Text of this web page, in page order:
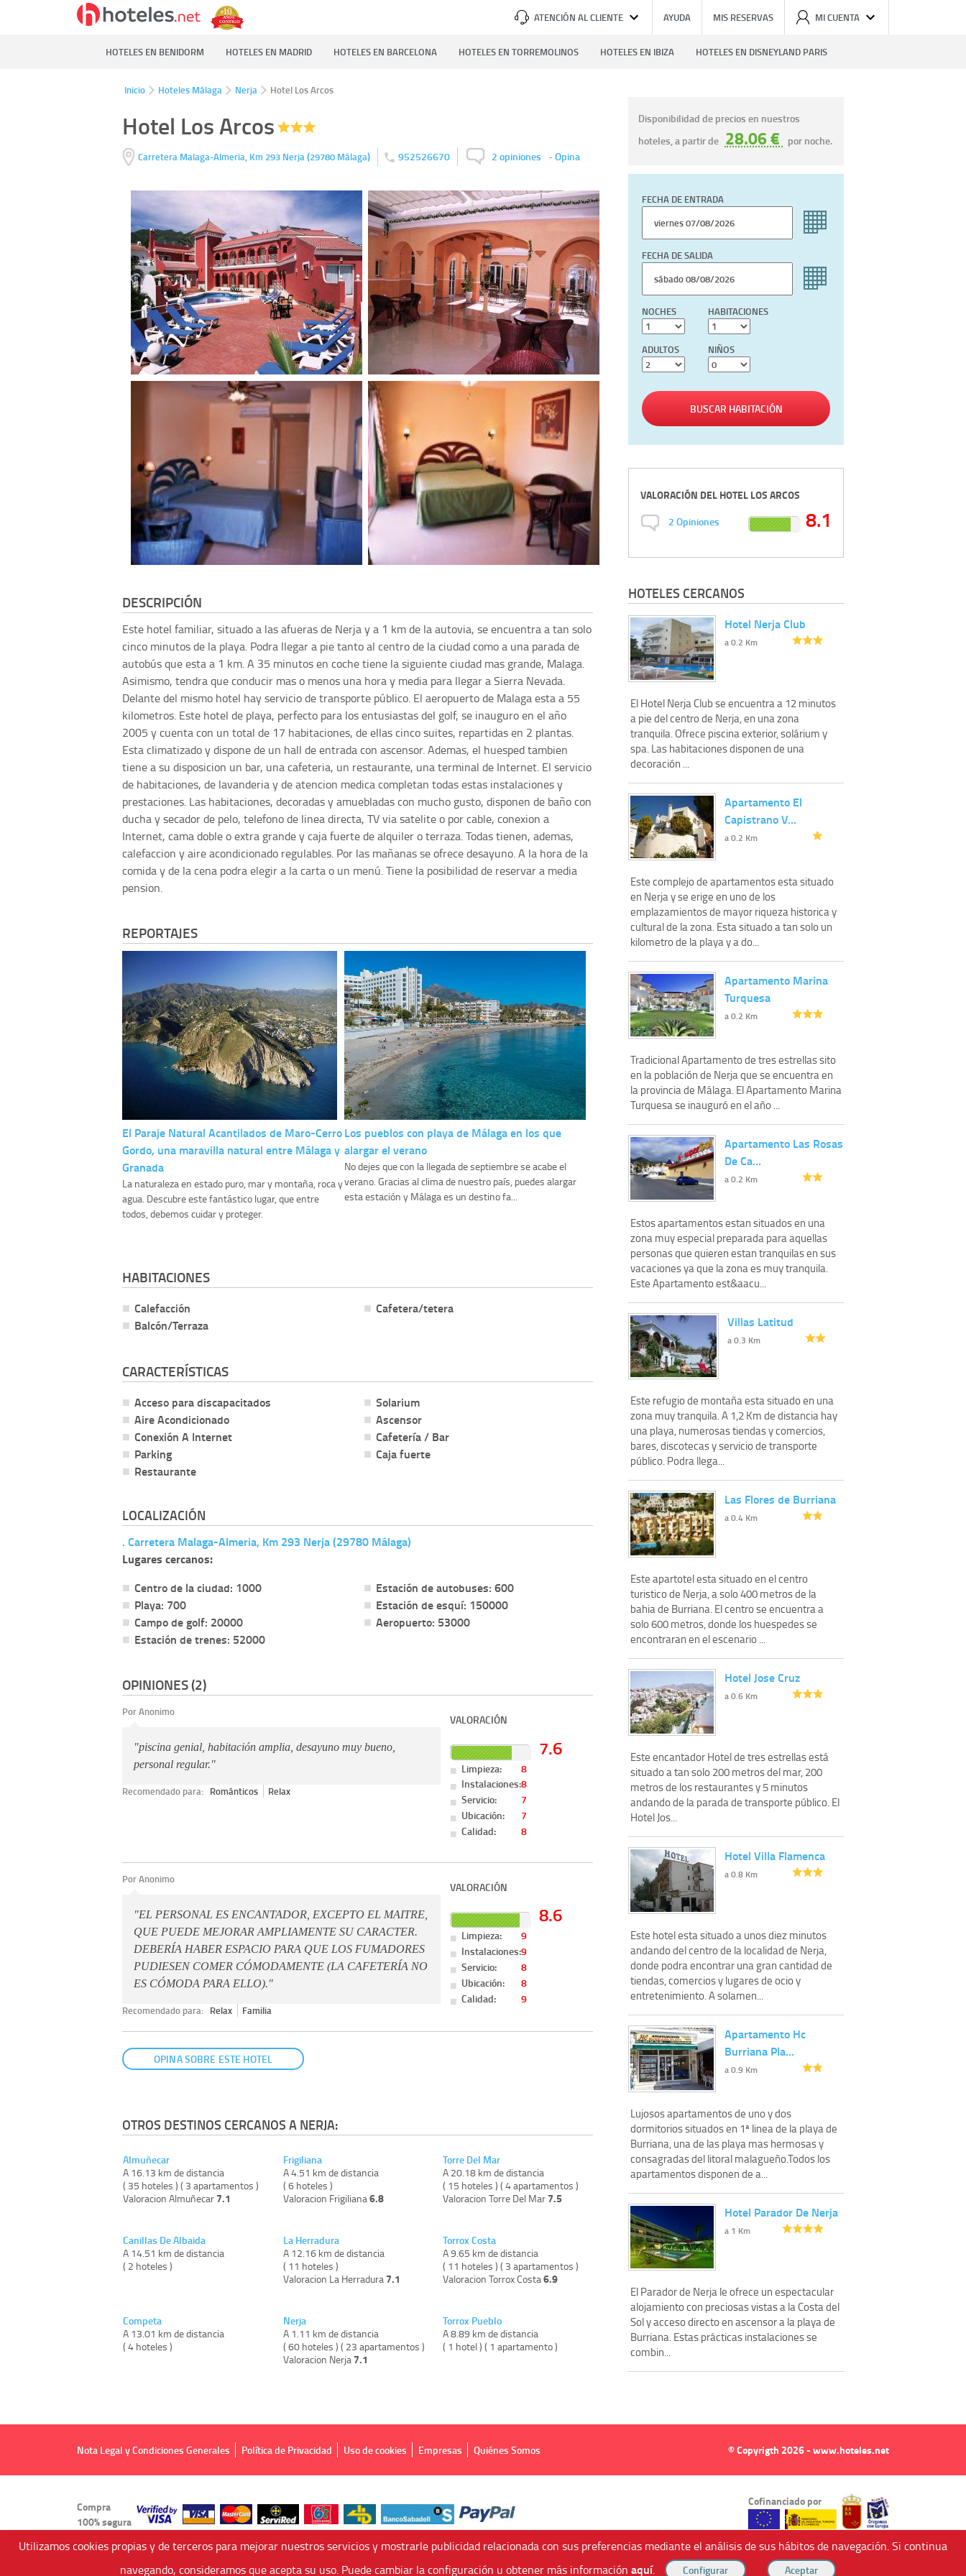
ATENCIÓN AL CLIENTE AYUDA MIS RESERVAS MI CUENTA
HOTELES EN BENIDORM HOTELES EN MADRID HOTELES EN BARCELONA HOTELES EN TORREMOLINOS HOTELES EN IBIZA HOTELES EN DISNEYLAND PARIS
Inicio Hoteles Málaga Nerja Hotel Los Arcos
Hotel Los Arcos
Carretera Malaga-Almeria, Km 293 Nerja(29780 Málaga) 952526670 2 opiniones -Opina
DESCRIPCIÓN
Este hotel familiar, situado a las afueras de Nerja y a 1 km de la autovia, se encuentra a tan solo
cinco minutos de la playa. Podra llegar a pie tanto al centro de la ciudad como a una parada de
autobús que esta a 1 km. A 35 minutos en coche tiene la siguiente ciudad mas grande, Malaga.
Asimismo, tendra que conducir mas o menos una hora y media para llegar a Sierra Nevada.
Delante del mismo hotel hay servicio de transporte público. El aeropuerto de Malaga esta a 55
kilometros. Este hotel de playa, perfecto para los entusiastas del golf, se inauguro en el año
2005 y cuenta con un total de 17 habitaciones, de ellas cinco suites, repartidas en 2 plantas.
Esta climatizado y dispone de un hall de entrada con ascensor. Ademas, el huesped tambien
tiene a su disposicion un bar, una cafeteria, un restaurante, una terminal de Internet. El servicio
de habitaciones, de lavanderia y de atencion medica completan todas estas instalaciones y
prestaciones. Las habitaciones, decoradas y amuebladas con mucho gusto, disponen de baño con
ducha y secador de pelo, telefono de linea directa, TV via satelite o por cable, conexion a
Internet, cama doble o extra grande y caja fuerte de alquiler o terraza. Todas tienen, ademas,
calefaccion y aire acondicionado regulables. Por las mañanas se ofrece desayuno. A la hora de la
comida y de la cena podra elegir a la carta o un menú. Tiene la posibilidad de reservar a media
pension.
REPORTAJES
El Paraje Natural Acantilados de Maro-Cerro
Gordo, una maravilla natural entre Málaga y
Granada
La naturaleza en estado puro, mar y montaña, roca y
agua. Descubre este fantástico lugar, que entre
todos, debemos cuidar y proteger.
Los pueblos con playa de Málaga en los que
alargar el verano
No dejes que con la llegada de septiembre se acabe el
verano. Gracias al clima de nuestro país, puedes alargar
esta estación y Málaga es un destino fa...
HABITACIONES
Calefacción
Balcón/Terraza
Cafetera/tetera
CARACTERÍSTICAS
Acceso para discapacitados
Aire Acondicionado
Conexión A Internet
Parking
Restaurante
Solarium
Ascensor
Cafetería / Bar
Caja fuerte
LOCALIZACIÓN
. Carretera Malaga-Almeria, Km 293 Nerja (29780 Málaga)
Lugares cercanos:
Centro de la ciudad: 1000
Playa: 700
Campo de golf: 20000
Estación de trenes: 52000
Estación de autobuses: 600
Estación de esquí: 150000
Aeropuerto: 53000
OPINIONES (2)
Por Anonimo
"piscina genial, habitación amplia, desayuno muy bueno,
personal regular."
Recomendado para: Románticos Relax
VALORACIÓN
7.6
Limpieza:
8
Instalaciones:8
Servicio:
7
Ubicación:
7
Calidad:
8
Por Anonimo
"EL PERSONAL ES ENCANTADOR, EXCEPTO EL MAITRE,
QUE PUEDE MEJORAR AMPLIAMENTE SU CARACTER.
DEBERÍA HABER ESPACIO PARA QUE LOS FUMADORES
PUDIESEN COMER CÓMODAMENTE (LA CAFETERÍA NO
ES CÓMODA PARA ELLO)."
Recomendado para: Relax Familia
VALORACIÓN
8.6
Limpieza:
9
Instalaciones:9
Servicio:
8
Ubicación:
8
Calidad:
9
OPINA SOBRE ESTE HOTEL
OTROS DESTINOS CERCANOS A NERJA:
Almuñecar
A 16.13 km de distancia
( 35 hoteles ) ( 3 apartamentos )
Valoracion Almuñecar 7.1
Canillas De Albaida
A 14.51 km de distancia
( 2 hoteles )
Competa
A 13.01 km de distancia
( 4 hoteles )
Frigiliana
A 4.51 km de distancia
( 6 hoteles )
Valoracion Frigiliana6.8
La Herradura
A 12.16 km de distancia
( 11 hoteles )
Valoracion La Herradura 7.1
Nerja
A 1.11 km de distancia
( 60 hoteles ) ( 23 apartamentos )
Valoracion Nerja 7.1
Torre Del Mar
A 20.18 km de distancia
( 15 hoteles ) ( 4 apartamentos )
Valoracion Torre Del Mar 7.5
Torrox Costa
A 9.65 km de distancia
( 11 hoteles ) ( 3 apartamentos )
Valoracion Torrox Costa6.9
Torrox Pueblo
A 8.89 km de distancia
( 1 hotel ) ( 1 apartamento )
Disponibilidad de precios en nuestros
hoteles, a partir de 28.06 € por noche.
FECHA DE ENTRADA
FECHA DE SALIDA
NOCHES HABITACIONES
ADULTOS NIÑOS
BUSCAR HABITACIÓN
VALORACIÓN DELHOTEL LOS ARCOS
2Opiniones 8.1
HOTELES CERCANOS
Hotel Nerja Club
a 0.2 Km
El Hotel Nerja Club se encuentra a 12 minutos
a pie del centro de Nerja, en una zona
tranquila. Ofrece piscina exterior, solárium y
spa. Las habitaciones disponen de una
decoración ...
Apartamento El
Capistrano V…
a 0.2 Km
Este complejo de apartamentos esta situado
en Nerja y se erige en uno de los
emplazamientos de mayor riqueza historica y
cultural de la zona. Esta situado a tan solo un
kilometro de la playa y a do...
Apartamento Marina
Turquesa
a 0.2 Km
Tradicional Apartamento de tres estrellas sito
en la población de Nerja que se encuentra en
la provincia de Málaga. El Apartamento Marina
Turquesa se inauguró en el año ...
Apartamento Las Rosas
De Ca…
a 0.2 Km
Estos apartamentos estan situados en una
zona muy especial preparada para aquellas
personas que quieren estan tranquilas en sus
vacaciones ya que la zona es muy tranquila.
Este Apartamento est&aacu...
Villas Latitud
a 0.3 Km
Este refugio de montaña esta situado en una
zona muy tranquila. A 1,2 Km de distancia hay
una playa, numerosas tiendas y comercios,
bares, discotecas y servicio de transporte
público. Podra llega...
Las Flores de Burriana
a 0.4 Km
Este apartotel esta situado en el centro
turistico de Nerja, a solo 400 metros de la
bahia de Burriana. El centro se encuentra a
solo 600 metros, donde los huespedes se
encontraran en el escenario ...
Hotel Jose Cruz
a 0.6 Km
Este encantador Hotel de tres estrellas está
situado a tan solo 200 metros del mar, 200
metros de los restaurantes y 5 minutos
andando de la parada de transporte público. El
Hotel Jos...
Hotel Villa Flamenca
a 0.8 Km
Este hotel esta situado a unos diez minutos
andando del centro de la localidad de Nerja,
donde podra encontrar una gran cantidad de
tiendas, comercios y lugares de ocio y
entretenimiento. A solamen...
Apartamento Hc
Burriana Pla…
a 0.9 Km
Lujosos apartamentos de uno y dos
dormitorios situados en 1ª linea de la playa de
Burriana, una de las playa mas hermosas y
consagradas del litoral malagueño.Todos los
apartamentos disponen de a...
Hotel Parador De Nerja
a 1 Km
El Parador de Nerja le ofrece un espectacular
alojamiento con preciosas vistas a la Costa del
Sol y acceso directo en ascensor a la playa de
Burriana. Estas prácticas instalaciones se
combin...
Nota Legal y Condiciones Generales Política de Privacidad Uso de cookies Empresas Quiénes Somos © Copyrigth 2026 - www.hoteles.net
Compra
100% segura
Cofinanciado por
Viajes Anticiclón, S.L. Agencia de Viajes Online - C.I. MU-107-2-25. C/ Mayor nº46 Bajo, CP: 30893, Almendricos (Murcia, Spain).
Utilizamos cookies propias y de terceros para mejorar nuestros servicios y mostrarle publicidad relacionada con sus preferencias mediante el análisis de sus hábitos de navegación. Si continua
navegando, consideramos que acepta su uso. Puede cambiar la configuración u obtener más información aquí.